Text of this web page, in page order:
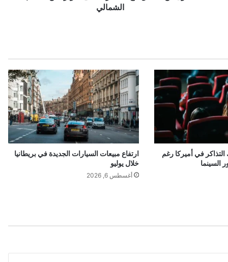
الشمالي
في أميركا رغم
السينما
ارتفاع مبيعات السيارات الجديدة في بريطانيا
خلال يوليو
أغسطس 6, 2026